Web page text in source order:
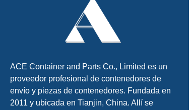
ACE Container and Parts Co., Limited es un
proveedor profesional de contenedores de
envío y piezas de contenedores. Fundada en
2011 y ubicada en Tianjin, China. Allí se